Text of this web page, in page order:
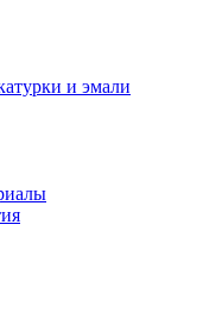
и эмали